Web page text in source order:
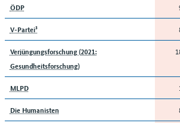
ÖDP
V-Partei³
Verjüngungsforschung (2021:
Gesundheitsforschung)
MLPD
Die Humanisten